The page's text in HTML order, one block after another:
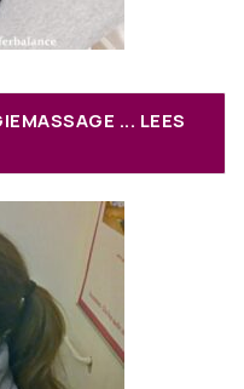
... LEES